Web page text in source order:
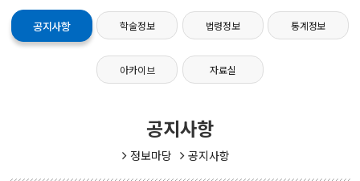
공지사항 학술정보 법령정보 통계정보
아카이브 자료실
공지사항
정보마당 공지사항